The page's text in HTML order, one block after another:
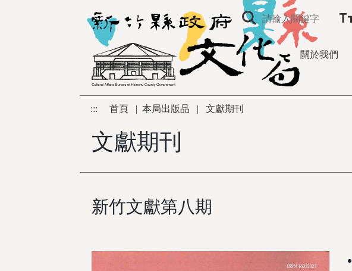
關於我們
::: 首頁 | 本局出版品 | 文獻期刊
文獻期刊
新竹文獻第八期